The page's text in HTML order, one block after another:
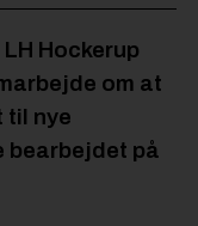
Hockerup
om at
til nye
bearbejdet på